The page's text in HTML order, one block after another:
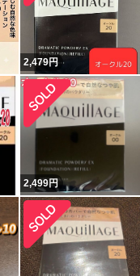
2,479円
2,499円